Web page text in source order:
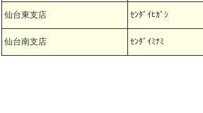
仙台東支店 ｾﾝﾀﾞｲﾋｶﾞｼ
仙台南支店 ｾﾝﾀﾞｲﾐﾅﾐ